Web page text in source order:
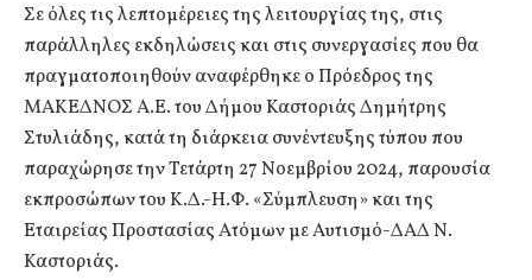
Σε όλες τις λεπτομέρειες της λειτουργίας της, στις
παράλληλες εκδηλώσεις και στις συνεργασίες που θα
πραγματοποιηθούν αναφέρθηκε ο Πρόεδρος της
ΜΑΚΕΔΝΟΣ Α.Ε. του Δήμου Καστοριάς Δημήτρης
Στυλιάδης, κατά τη διάρκεια συνέντευξης τύπου που
παραχώρησε την Τετάρτη 27 Νοεμβρίου 2024, παρουσία
εκπροσώπων του Κ.Δ.-Η.Φ. «Σύμπλευση» και της
Εταιρείας Προστασίας Ατόμων με Αυτισμό-ΔΑΔ Ν.
Καστοριάς.